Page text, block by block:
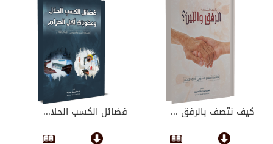
كيف نتّصف بالرفق ... فضائل الكسب الحلا...